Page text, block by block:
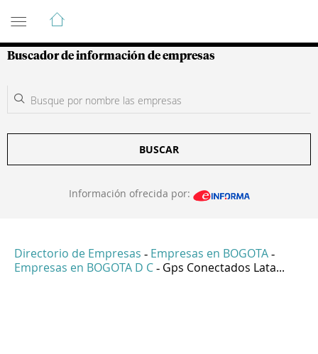
Guía de Empresas Colombianas
Buscador de información de empresas
BUSCAR
Información ofrecida por:
Directorio de Empresas - Empresas en BOGOTA -
Empresas en BOGOTA D C - Gps Conectados Lata...